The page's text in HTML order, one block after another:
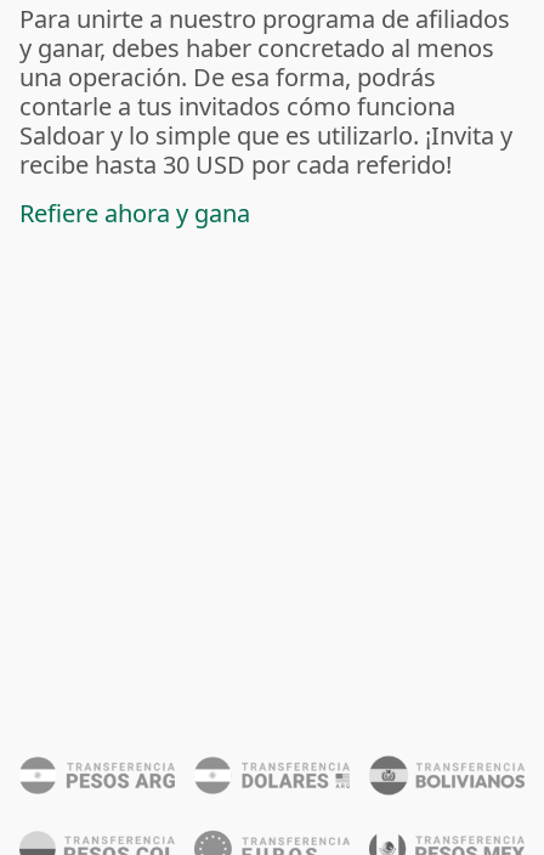
Para unirte a nuestro programa de afiliados
y ganar, debes haber concretado al menos
una operación. De esa forma, podrás
contarle a tus invitados cómo funciona
Saldoar y lo simple que es utilizarlo. ¡Invita y
recibe hasta 30 USD por cada referido!
Refiere ahora y gana